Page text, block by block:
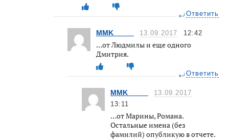
Ответить
MMK_____ 13.09.2017 12:42
…от Людмилы и еще одного
Дмитрия.
Ответить
MMK_____
13.09.2017
13:11
…от Марины, Романа.
Остальные имена (без
фамилий) опубликую в отчете.